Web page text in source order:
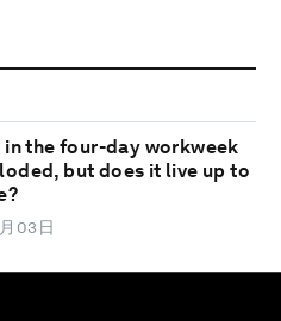
in the four-day workweek
but does it live up to
03日